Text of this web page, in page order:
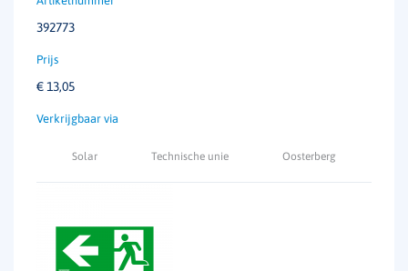
392773
€13,05
Solar Technische unie Oosterberg